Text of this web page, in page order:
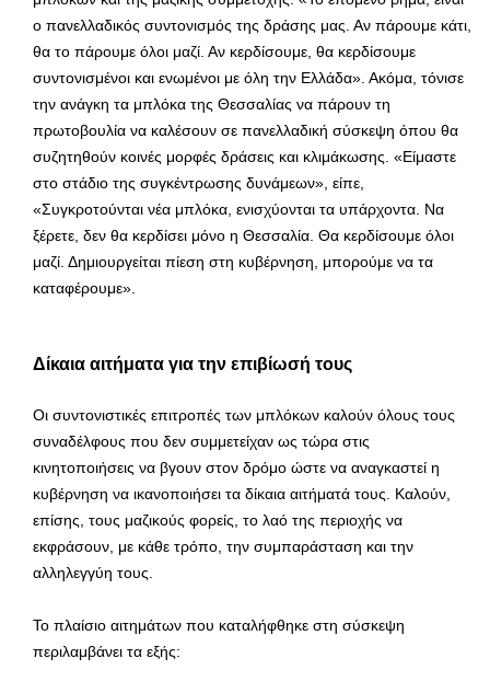
ο πανελλαδικός συντονισμός της δράσης μας. Αν πάρουμε κάτι,
θα το πάρουμε όλοι μαζί. Αν κερδίσουμε, θα κερδίσουμε
συντονισμένοι και ενωμένοι με όλη την Ελλάδα». Ακόμα, τόνισε
την ανάγκη τα μπλόκα της Θεσσαλίας να πάρουν τη
πρωτοβουλία να καλέσουν σε πανελλαδική σύσκεψη όπου θα
συζητηθούν κοινές μορφές δράσεις και κλιμάκωσης. «Είμαστε
στο στάδιο της συγκέντρωσης δυνάμεων», είπε,
«Συγκροτούνται νέα μπλόκα, ενισχύονται τα υπάρχοντα. Να
ξέρετε, δεν θα κερδίσει μόνο η Θεσσαλία. Θα κερδίσουμε όλοι
μαζί. Δημιουργείται πίεση στη κυβέρνηση, μπορούμε να τα
καταφέρουμε».
Δίκαια αιτήματα για την επιβίωσή τους
Οι συντονιστικές επιτροπές των μπλόκων καλούν όλους τους
συναδέλφους που δεν συμμετείχαν ως τώρα στις
κινητοποιήσεις να βγουν στον δρόμο ώστε να αναγκαστεί η
κυβέρνηση να ικανοποιήσει τα δίκαια αιτήματά τους. Καλούν,
επίσης, τους μαζικούς φορείς, το λαό της περιοχής να
εκφράσουν, με κάθε τρόπο, την συμπαράσταση και την
αλληλεγγύη τους.
Το πλαίσιο αιτημάτων που καταλήφθηκε στη σύσκεψη
περιλαμβάνει τα εξής: